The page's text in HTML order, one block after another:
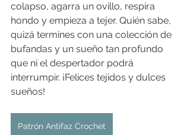
colapso, agarra un ovillo, respira
hondo y empieza a tejer. Quién sabe,
quizá termines con una colección de
bufandas y un sueño tan profundo
que ni el despertador podrá
interrumpir. ¡Felices tejidos y dulces
sueños!
Patrón Antifaz Crochet